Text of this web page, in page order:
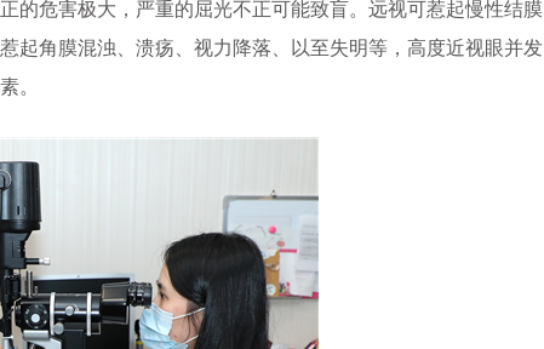
的危害极大，严重的屈光不正可能致盲。远视可惹起慢性结膜
起角膜混浊、溃疡、视力降落、以至失明等，高度近视眼并发
。